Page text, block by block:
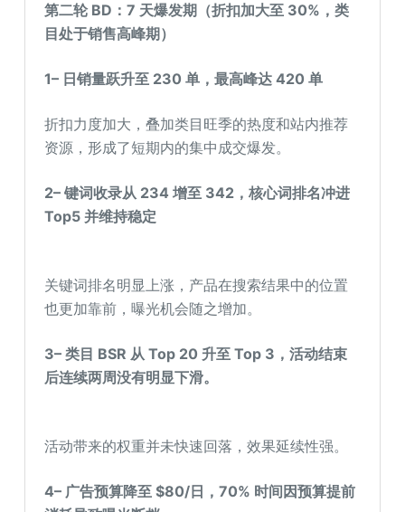
第二轮 BD：7 天爆发期（折扣加大至 30%，类
目处于销售高峰期）
1– 日销量跃升至 230 单，最高峰达 420 单
折扣力度加大，叠加类目旺季的热度和站内推荐
资源，形成了短期内的集中成交爆发。
2– 键词收录从 234 增至 342，核心词排名冲进
Top5 并维持稳定
关键词排名明显上涨，产品在搜索结果中的位置
也更加靠前，曝光机会随之增加。
3– 类目 BSR 从 Top 20 升至 Top 3，活动结束
后连续两周没有明显下滑。
活动带来的权重并未快速回落，效果延续性强。
4– 广告预算降至 $80/日，70% 时间因预算提前